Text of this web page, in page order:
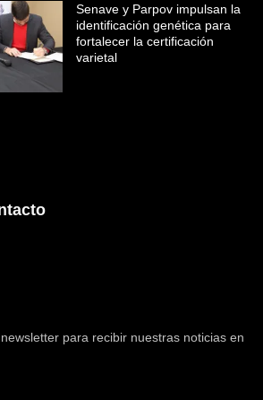
Senave y Parpov impulsan la
identificación genética para
fortalecer la certificación
varietal
para recibir nuestras noticias en